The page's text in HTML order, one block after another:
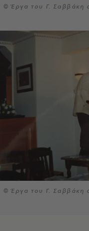
© Έργα του Γ. Σαββάκη
© Έργα του Γ. Σαββάκη